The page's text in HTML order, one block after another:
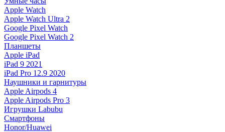
Apple Watch
Apple Watch Ultra 2
Google Pixel Watch
Google Pixel Watch 2
Планшеты
Apple iPad
iPad 9 2021
iPad Pro 12.9 2020
Наушники и гарнитуры
Apple Airpods 4
Apple Airpods Pro 3
Игрушки Labubu
Смартфоны
Honor/Huawei